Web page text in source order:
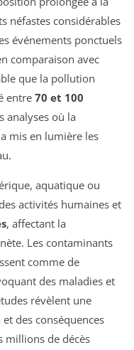
néfastes considérables
événements ponctuels
comparaison avec
que la pollution
entre 70 et 100
analyses où la
a mis en lumière les
aquatique ou
activités humaines et
, affectant la
Les contaminants
comme de
des maladies et
révèlent une
des conséquences
millions de décès